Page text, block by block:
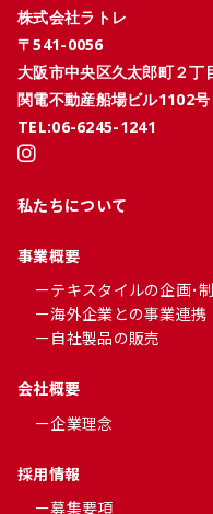
株式会社ラトレ
〒541-0056
⼤阪市中央区久太郎町２丁
関電不動産船場ビル1102号
TEL:06-6245-1241
私たちについて
事業概要
ーテキスタイルの企画･
ー海外企業との事業連携
ー⾃社製品の販売
会社概要
ー企業理念
採用情報
ー募集要項